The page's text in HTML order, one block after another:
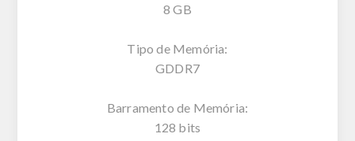
8 GB
Tipo de Memória:
GDDR7
Barramento de Memória:
128 bits